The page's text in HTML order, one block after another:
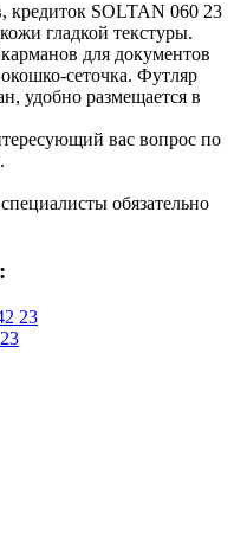
кредиток SOLTAN 060 23
гладкой текстуры.
для документов
сеточка. Футляр
удобно размещается в
вас вопрос по
обязательно